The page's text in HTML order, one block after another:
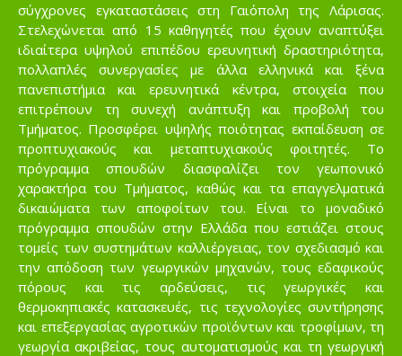
σύγχρονες εγκαταστάσεις στη Γαιόπολη της Λάρισας.
Στελεχώνεται από 15 καθηγητές που έχουν αναπτύξει
ιδιαίτερα υψηλού επιπέδου ερευνητική δραστηριότητα,
πολλαπλές συνεργασίες με άλλα ελληνικά και ξένα
πανεπιστήμια και ερευνητικά κέντρα, στοιχεία που
επιτρέπουν τη συνεχή ανάπτυξη και προβολή του
Τμήματος. Προσφέρει υψηλής ποιότητας εκπαίδευση σε
προπτυχιακούς και μεταπτυχιακούς φοιτητές. Το
πρόγραμμα σπουδών διασφαλίζει τον γεωπονικό
χαρακτήρα του Τμήματος, καθώς και τα επαγγελματικά
δικαιώματα των αποφοίτων του. Είναι το μοναδικό
πρόγραμμα σπουδών στην Ελλάδα που εστιάζει στους
τομείς των συστημάτων καλλιέργειας, τον σχεδιασμό και
την απόδοση των γεωργικών μηχανών, τους εδαφικούς
πόρους και τις αρδεύσεις, τις γεωργικές και
θερμοκηπιακές κατασκευές, τις τεχνολογίες συντήρησης
και επεξεργασίας αγροτικών προϊόντων και τροφίμων, τη
γεωργία ακριβείας, τους αυτοματισμούς και τη γεωργική